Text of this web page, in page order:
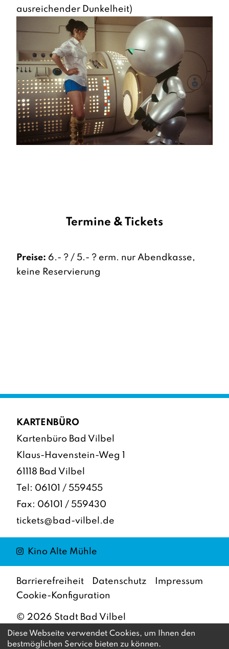
ausreichender Dunkelheit)
Termine & Tickets
Preise: 6.- ? / 5.- ? erm. nur Abendkasse,
keine Reservierung
KARTENBÜRO
Kartenbüro Bad Vilbel
Klaus-Havenstein-Weg 1
61118 Bad Vilbel
Tel: 06101 / 559455
Fax: 06101 / 559430
tickets@bad-vilbel.de
Instagram
Kino Alte Mühle
© 2026 Stadt Bad Vilbel
Barrierefreiheit Datenschutz
Impressum
Cookie-Konfiguration
Diese Webseite verwendet Cookies, um Ihnen den
bestmöglichen Service bieten zu können.